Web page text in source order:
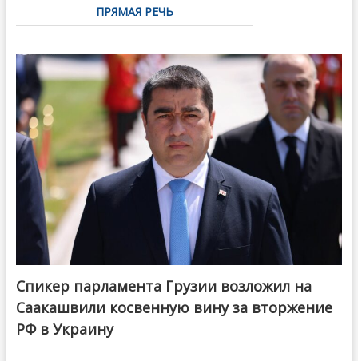
ПРЯМАЯ РЕЧЬ
Спикер парламента Грузии возложил на
Саакашвили косвенную вину за вторжение
РФ в Украину